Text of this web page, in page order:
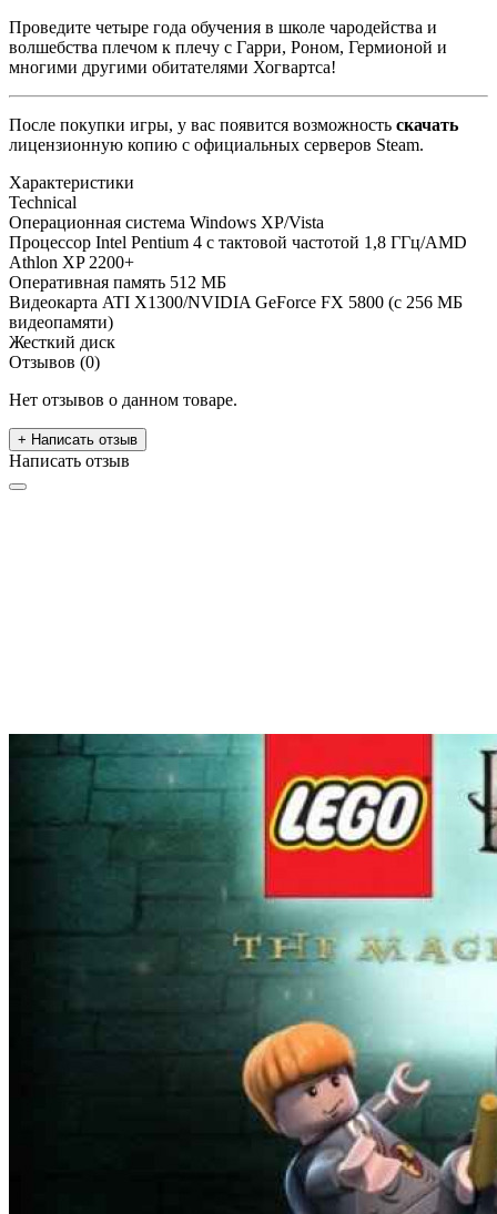
Проведите четыре года обучения в школе чародейства и
волшебства плечом к плечу с Гарри, Роном, Гермионой и
многими другими обитателями Хогвартса!
После покупки игры, у вас появится возможность скачать
лицензионную копию с официальных серверов Steam.
Характеристики
Technical
Операционная система Windows XP/Vista
Процессор Intel Pentium 4 с тактовой частотой 1,8 ГГц/AMD
Athlon XP 2200+
Оперативная память 512 МБ
Видеокарта ATI X1300/NVIDIA GeForce FX 5800 (с 256 МБ
видеопамяти)
Жесткий диск
Отзывов (0)
Нет отзывов о данном товаре.
+ Написать отзыв
Написать отзыв